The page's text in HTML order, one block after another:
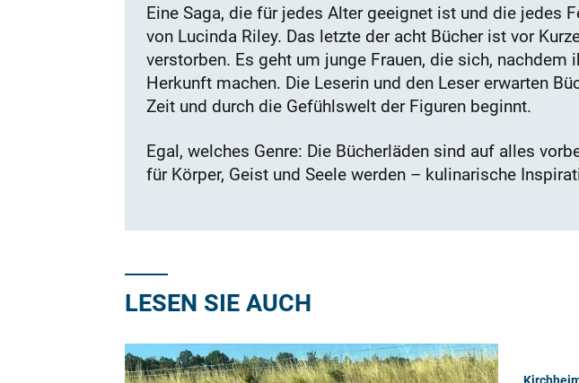
Eine Saga, die für jedes Alter geeignet ist und die jedes
von Lucinda Riley. Das letzte der acht Bücher ist vor
verstorben. Es geht um junge Frauen, die sich,
Herkunft machen. Die Leserin und den Leser erwarten
Zeit und durch die Gefühlswelt der Figuren beginnt.
Egal, welches Genre: Die Bücherläden sind auf alles
für Körper, Geist und Seele werden – kulinarische
LESEN SIE AUCH